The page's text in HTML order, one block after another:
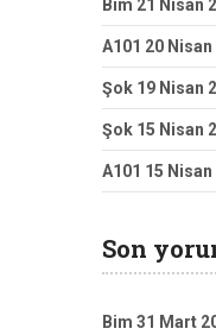
Bim 21 Nisan
A101 20
Şok 19 Nisan
Şok 15 Nisan
A101 15
Son
Bim 31 Mart